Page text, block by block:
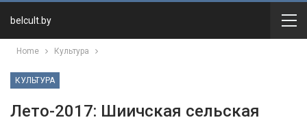
belcult.by
Home Культура
КУЛЬТУРА
Лето-2017: Шиичская сельская